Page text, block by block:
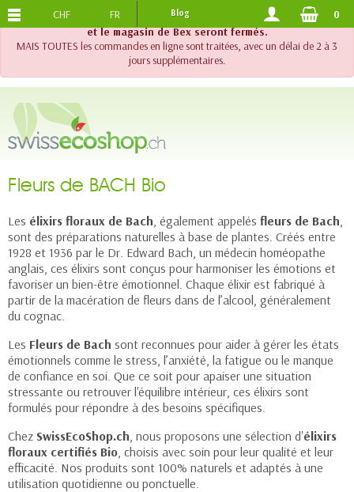
!! Important !! Jusqu'au 20 août 2026, le support téléphonique
et le magasin de Bex seront fermés.
MAIS TOUTES les commandes en ligne sont traitées, avec un délai de 2 à 3
jours supplémentaires.
PORTS OFFERTS DES 120.-
CHF FR Blog 0
Fleurs de BACH Bio
Les élixirs floraux de Bach , également appelés fleurs de Bach
sont des préparations naturelles à base de plantes. Créés entre
1928 et 1936 par le Dr. Edward Bach, un médecin homéopathe
anglais, ces élixirs sont conçus pour harmoniser les émotions et
favoriser un bien-être émotionnel. Chaque élixir est fabriqué à
partir de la macération de fleurs dans de l’alcool, généralement
du cognac.
Les Fleurs de Bach sont reconnues pour aider à gérer les états
émotionnels comme le stress, l’anxiété, la fatigue ou le manque
de confiance en soi. Que ce soit pour apaiser une situation
stressante ou retrouver l'équilibre intérieur, ces élixirs sont
formulés pour répondre à des besoins spécifiques.
Chez SwissEcoShop.ch , nous proposons une sélection d'élixirs
floraux certifiés Bio , choisis avec soin pour leur qualité et leur
efficacité. Nos produits sont 100% naturels et adaptés à une
utilisation quotidienne ou ponctuelle.